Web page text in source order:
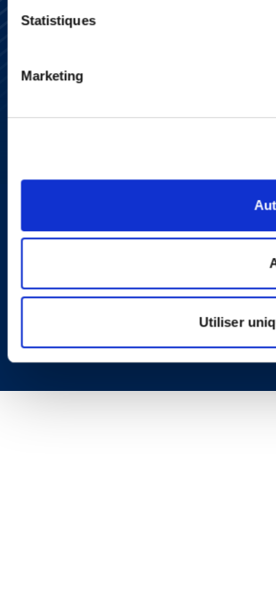
Statistiques
Marketing
Utiliser
S’abonner
YouTube
Copyright © 2026 | Ogletree Deakins